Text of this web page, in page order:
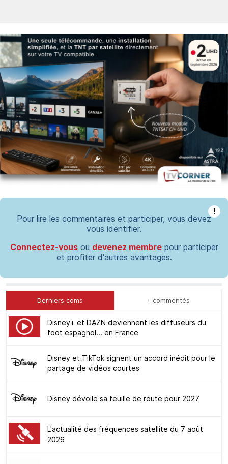
!
Pour lire les commentaires et participer, vous devez
vous identifier.
Connectez-vousou devenez membrepour participer
et profiter d'autres avantages.
Derniers coms + commentés
Disney+ et DAZN deviennent les diffuseurs du
foot espagnol... en France
Disney et TikTok signent un accord inédit pour le
partage de vidéos courtes
Disney dévoile sa feuille de route pour 2027
L'actualité des fréquences satellite du 7 août
2026